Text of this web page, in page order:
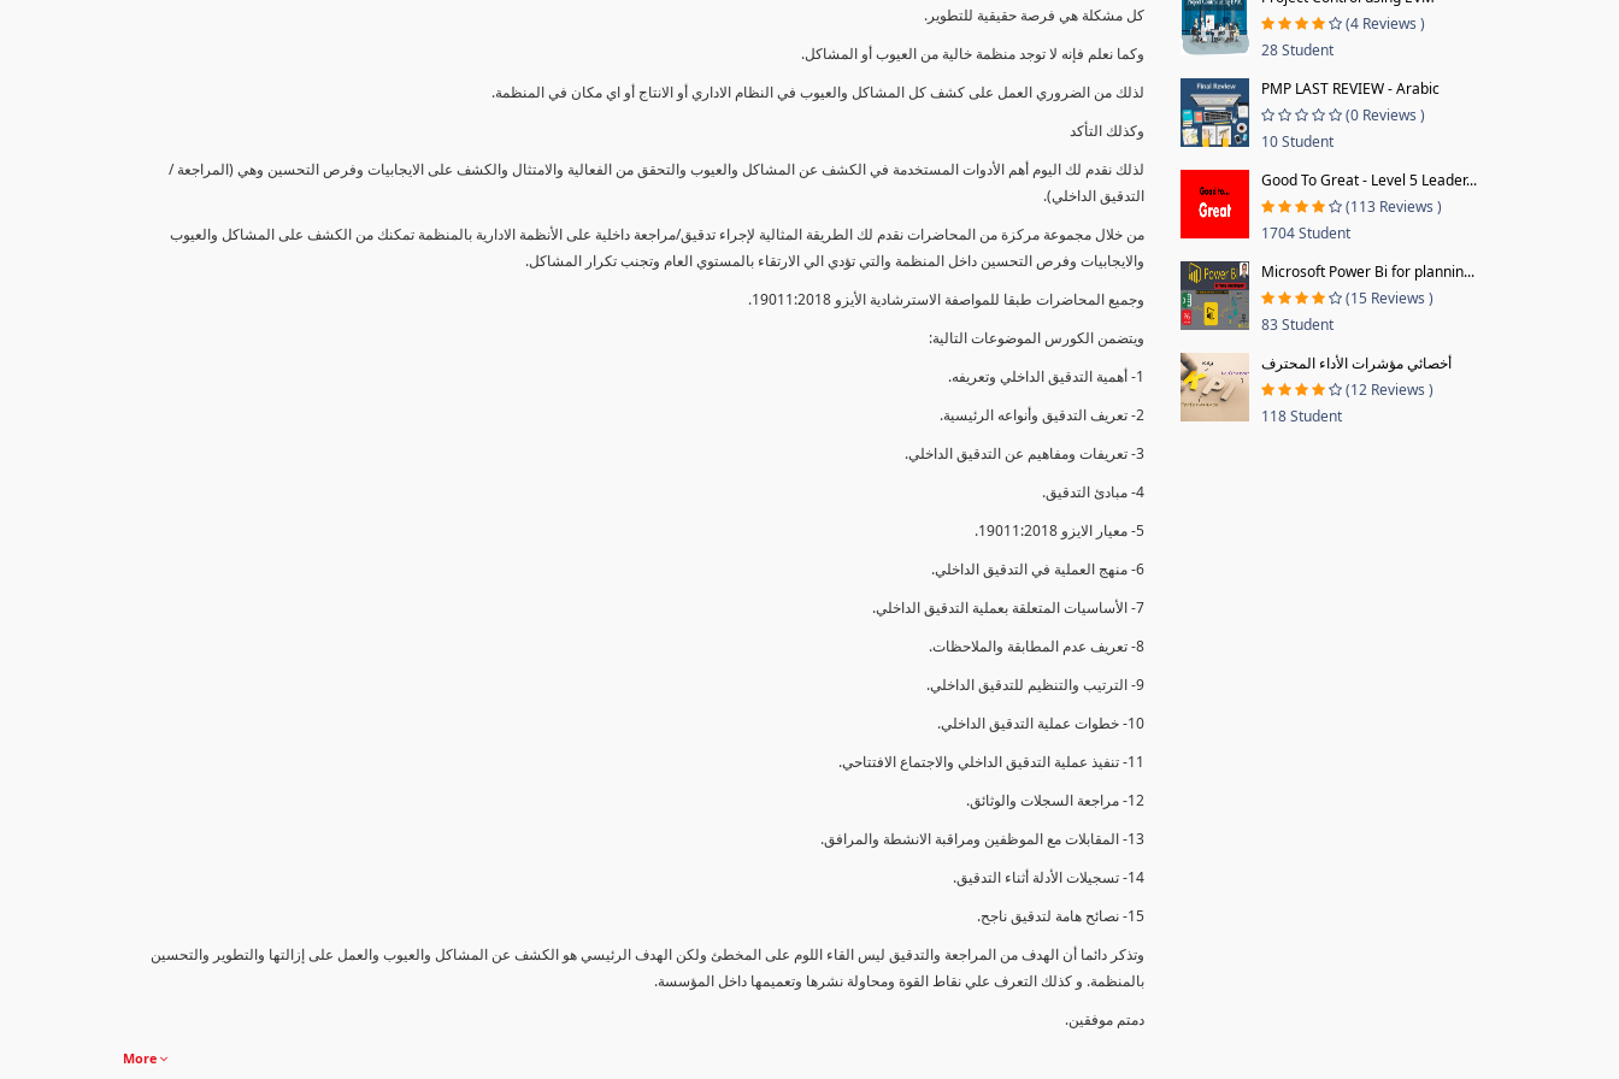
كل مشكلة هي فرصة حقيقية للتطوير.
وكما نعلم فإنه لا توجد منظمة خالية من العيوب أو المشاكل.
لذلك من الضروري العمل على كشف كل المشاكل والعيوب في النظام الاداري أو الانتاج أو اي مكان في المنظمة.
وكذلك التأكد
لذلك نقدم لك اليوم أهم الأدوات المستخدمة في الكشف عن المشاكل والعيوب والتحقق من الفعالية والامتثال والكشف على الايجابيات وفرص التحسين وهي (المراجعة /
التدقيق الداخلي).
من خلال مجموعة مركزة من المحاضرات نقدم لك الطريقة المثالية لإجراء تدقيق/مراجعة داخلية على الأنظمة الادارية بالمنظمة تمكنك من الكشف على المشاكل والعيوب
والايجابيات وفرص التحسين داخل المنظمة والتي تؤدي الي الارتقاء بالمستوي العام وتجنب تكرار المشاكل.
وجميع المحاضرات طبقا للمواصفة الاسترشادية الأيزو 19011:2018.
ويتضمن الكورس الموضوعات التالية:
1- أهمية التدقيق الداخلي وتعريفه.
2- تعريف التدقيق وأنواعه الرئيسية.
3- تعريفات ومفاهيم عن التدقيق الداخلي.
4- مبادئ التدقيق.
5- معيار الايزو 19011:2018.
6- منهج العملية في التدقيق الداخلي.
7- الأساسيات المتعلقة بعملية التدقيق الداخلي.
8- تعريف عدم المطابقة والملاحظات.
9- الترتيب والتنظيم للتدقيق الداخلي.
10- خطوات عملية التدقيق الداخلي.
11- تنفيذ عملية التدقيق الداخلي والاجتماع الافتتاحي.
12- مراجعة السجلات والوثائق.
13- المقابلات مع الموظفين ومراقبة الانشطة والمرافق.
14- تسجيلات الأدلة أثناء التدقيق.
15- نصائح هامة لتدقيق ناجح.
وتذكر دائما أن الهدف من المراجعة والتدقيق ليس القاء اللوم على المخطئ ولكن الهدف الرئيسي هو الكشف عن المشاكل والعيوب والعمل على إزالتها والتطوير والتحسين
بالمنظمة. و كذلك التعرف علي نقاط القوة ومحاولة نشرها وتعميمها داخل المؤسسة.
دمتم موفقين.
More
(4 Reviews )
28 Student
PMP LAST REVIEW - Arabic
(0 Reviews )
10 Student
Good To Great - Level 5 Leader...
(113 Reviews )
1704 Student
Microsoft Power Bi for plannin...
(15 Reviews )
83 Student
أخصائي مؤشرات الأداء المحترف
(12 Reviews )
118 Student